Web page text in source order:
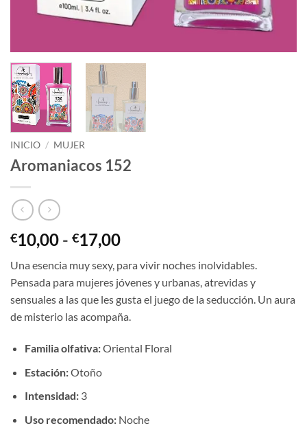
INICIO / MUJER
Aromaniacos 152
€10,00 - €17,00Rango
precios:
desde
€10,00
hasta
Una esencia muy sexy, para vivir noches inolvidables.
Pensada para mujeres jóvenes y urbanas, atrevidas y
sensuales a las que les gusta el juego de la seducción. Un aura
de misterio las acompaña.
Familia olfativa:Oriental Floral
Estación:Otoño
Intensidad:3
Uso recomendado:Noche